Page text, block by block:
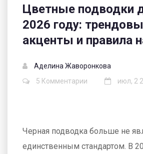
Цветные подводки
2026 году:
акценты и правила
Аделина Жаворонкова
5 Комментарии
июл, 2
Черная подводка больше не
единственным стандартом. В